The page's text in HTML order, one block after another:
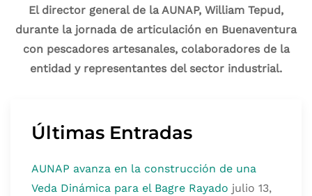
El director general de la AUNAP, William Tepud,
durante la jornada de articulación en Buenaventura
con pescadores artesanales, colaboradores de la
entidad y representantes del sector industrial.
Últimas Entradas
AUNAP avanza en la construcción de una
Veda Dinámica para el Bagre Rayado julio 13,